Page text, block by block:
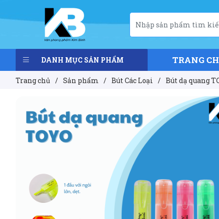
DANH MỤC SẢN PHẨM TRANG
Trang chủ / Sản phẩm / Bút Các Loại / Bút dạ quang